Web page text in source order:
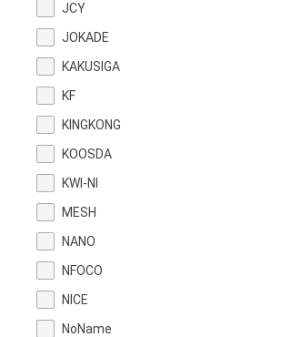
JCY
JOKADE
KAKUSIGA
KF
KINGKONG
KOOSDA
KWI-NI
MESH
NANO
NFOCO
NICE
NoName